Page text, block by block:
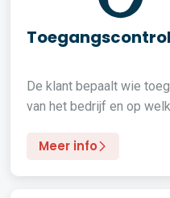
De klant bepaalt wie
van het bedrijf en op
Meer info